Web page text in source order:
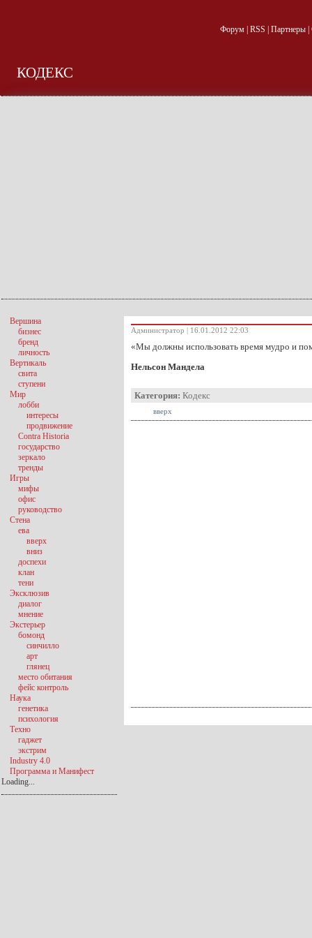
Форум| RSS Партнеры|
КОДЕКС
Администратор | 16.01.2012 22:03
«Мы должны использовать время мудро и
Нельсон Мандела
Категория: Кодекс
вверх
Вершина
бизнес
бренд
личность
Вертикаль
свита
ступени
Мир
лобби
интересы
продвижение
Contra Historia
государство
зеркало
тренды
Игры
мифы
офис
руководство
Стена
ева
вверх
вниз
доспехи
клан
тени
Эксклюзив
диалог
мнение
Экстерьер
бомонд
синчилло
арт
глянец
место обитания
фейс контроль
Наука
генетика
психология
Техно
гаджет
экстрим
Industry 4.0
Программа и Манифест
Loading...